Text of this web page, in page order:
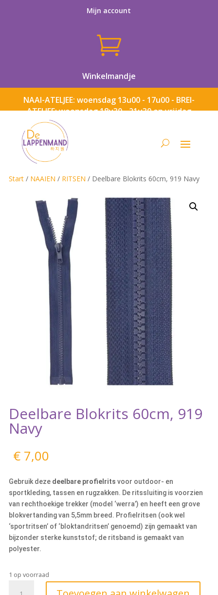
Mijn account

Winkelmandje
NAAI-ATELJEE: woensdag 13u00 - 17u00 - BREI-
ATELJEE: woensdag 18u30 - 21u30 en vrijdag
Start/ NAAIEN / RITSEN / Deelbare Blokrits 60cm, 919 Navy
Deelbare Blokrits 60cm, 919
Navy
€7,00
Gebruik deze deelbare profielrits voor outdoor- en
sportkleding, tassen en rugzakken. De ritssluiting is voorzien
van rechthoekige trekker (model ‘werra’) en heeft een grove
blokvertanding van 5,5mm breed. Profielritsen (ook wel
‘sportritsen’ of ‘bloktandritsen’ genoemd) zijn gemaakt van
bijzonder sterke kunststof; de ritsband is gemaakt van
polyester.
1 op voorraad